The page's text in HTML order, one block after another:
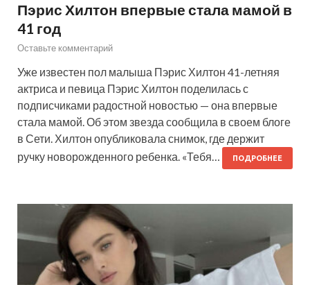
Пэрис Хилтон впервые стала мамой в
41 год
Оставьте комментарий
Уже известен пол малыша Пэрис Хилтон 41-летняя
актриса и певица Пэрис Хилтон поделилась с
подписчиками радостной новостью — она впервые
стала мамой. Об этом звезда сообщила в своем блоге
в Сети. Хилтон опубликовала снимок, где держит
ручку новорожденного ребенка. «Тебя…
ПОДРОБНЕЕ